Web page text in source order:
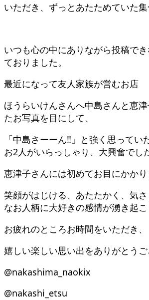
いただき、ずっとあたためていた
いつも心の中にありながら投稿で
ておりました。
最近になって友人家族が営むお店
ほうらいけんさんへ中島さんと恵
たお写真を目にして、
「中島さーーん‼︎」と強く思ってい
お2人がいらっしゃり、大興奮でした
恵津子さんには初めてお目にかかり
笑顔がはじける、あたたかく、気
なお人柄に大好きの感情が湧き起こ
お疲れのところお時間をいただき、
嬉しい楽しい思い出をありがとうご
@nakashima_naokix
@nakashi_etsu